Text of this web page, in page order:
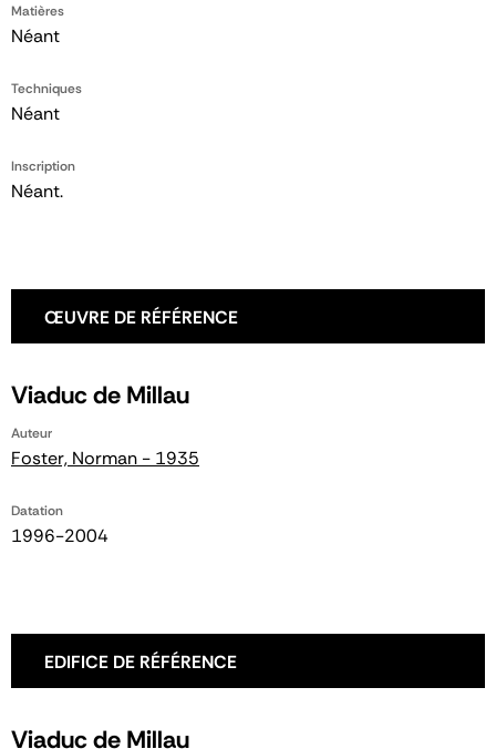
Matières
Néant
Techniques
Néant
Inscription
Néant.
ŒUVRE DE RÉFÉRENCE
Viaduc de Millau
Auteur
Foster, Norman - 1935
Datation
1996-2004
EDIFICE DE RÉFÉRENCE
Viaduc de Millau